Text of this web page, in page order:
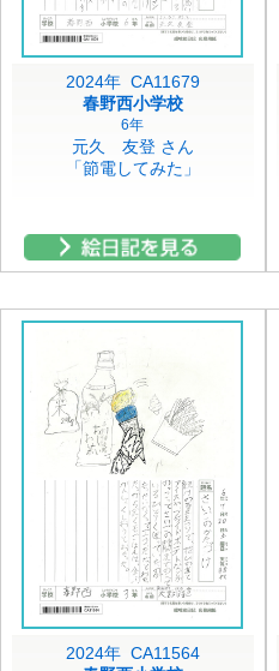
2024年 CA11679
春野西小学校
6年
元久 友登 さん
「節電してみた」
2024年 CA11564